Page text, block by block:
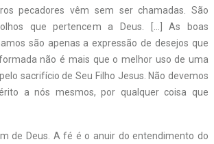
pecadores vêm sem ser chamadas. São
que pertencem a Deus. […] As boas
são apenas a expressão de desejos que
não é mais que o melhor uso de uma
sacrifício de Seu Filho Jesus. Não devemos
a nós mesmos, por qualquer coisa que
de Deus. A fé é o anuir do entendimento do